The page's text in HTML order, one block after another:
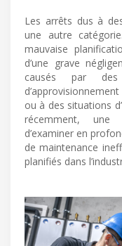
Les arrêts dus à
une autre
mauvaise
d’une grave
causés par
ou à des situations
récemment, une
d’examiner en
de maintenance
planifiés dans